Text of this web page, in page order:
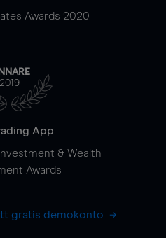
Awards 2020
2019
App
& Wealth
Awards
gratis demokonto